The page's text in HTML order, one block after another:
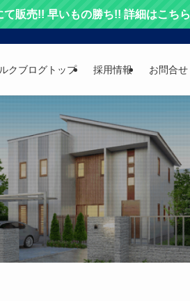
販売!! 早いもの勝ち!! 詳細はこちら
クブログトップ 採用情報 お問合せ